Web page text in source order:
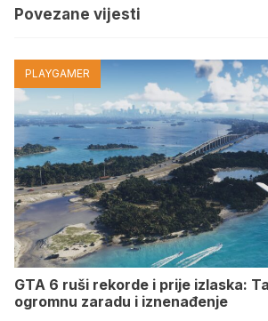
Povezane vijesti
PLAYGAMER
GTA 6 ruši rekorde i prije izlaska:
ogromnu zaradu i iznenađenje